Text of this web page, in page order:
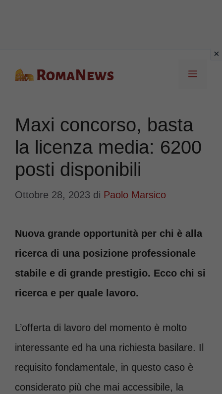
Menu
Maxi concorso, basta
la licenza media: 6200
posti disponibili
Ottobre 28, 2023 di Paolo Marsico
Nuova grande opportunità per chi è alla
ricerca di una posizione professionale
stabile e di grande prestigio. Ecco chi si
ricerca e per quale lavoro.
L’offerta di lavoro del momento è molto
interessante ed ha una richiesta basilare. Il
requisito fondamentale, in questo caso è
considerato più che mai accessibile, la